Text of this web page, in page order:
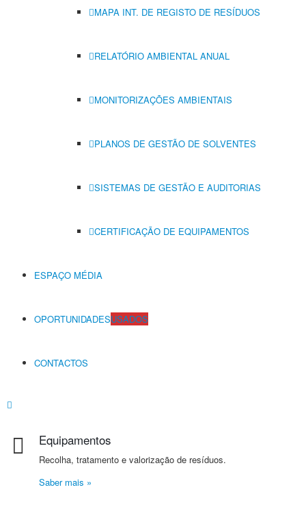
MAPA INT. DE REGISTO DE RESÍDUOS
RELATÓRIO AMBIENTAL ANUAL
MONITORIZAÇÕES AMBIENTAIS
PLANOS DE GESTÃO DE SOLVENTES
SISTEMAS DE GESTÃO E AUDITORIAS
CERTIFICAÇÃO DE EQUIPAMENTOS
ESPAÇO MÉDIA
OPORTUNIDADESUSADOS
CONTACTOS
Equipamentos
Recolha, tratamento e valorização de resíduos.
Saber mais »